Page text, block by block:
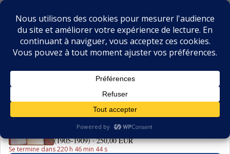
BIBLIOPHILIE.COM
LE BLOG DU BIBLIOPHILE, DES BIBLIOPHILES, DE LA
La Grande Danse Macabre des Vifs - Martin van Maële
(1905-1909) ·250,00 EUR
Se termine dans 220 h 46 min 43 s